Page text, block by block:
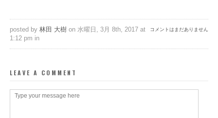
コメントはまだありません
posted by 林田 大樹 on 水曜日, 3月 8th, 2017 at
1:12 pm in
LEAVE A COMMENT